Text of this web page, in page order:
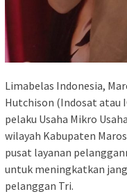
Limabelas Indonesia,
Hutchison (Indosat atau
pelaku Usaha Mikro
wilayah Kabupaten
pusat layanan
untuk meningkatkan
pelanggan Tri.